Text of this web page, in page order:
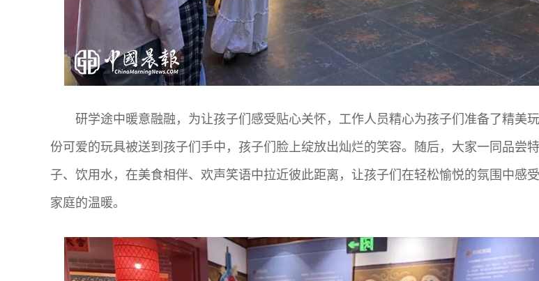
研学途中暖意融融，为让孩子们感受贴心关怀，工作人员精心为孩子们准备了精美
份可爱的玩具被送到孩子们手中，孩子们脸上绽放出灿烂的笑容。随后，大家一同品尝
子、饮用水，在美食相伴、欢声笑语中拉近彼此距离，让孩子们在轻松愉悦的氛围中感
家庭的温暖。